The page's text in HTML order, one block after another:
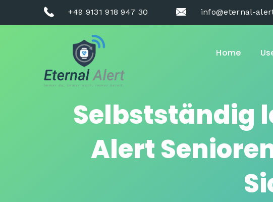
+49 9131 918 947 30 info@eternal-
Home
Selbstständig
Alert